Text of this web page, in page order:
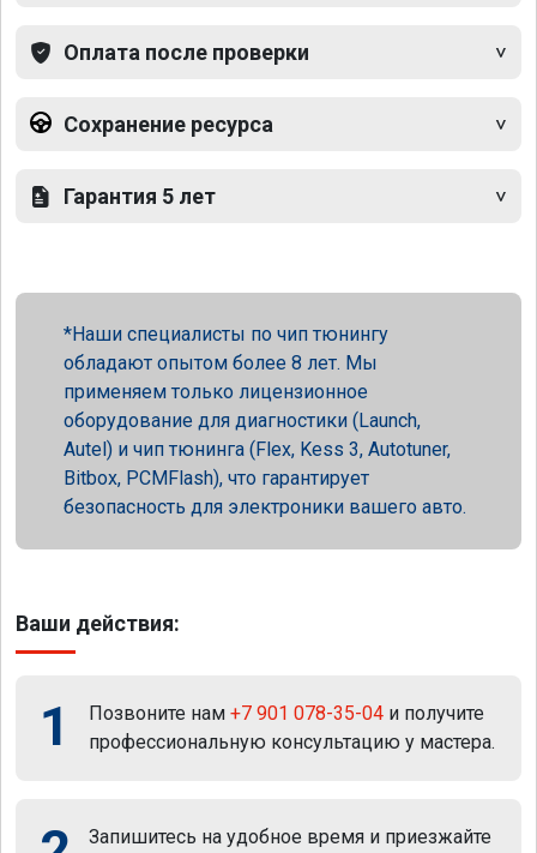
Оплата после проверки
Сохранение ресурса
Гарантия 5 лет
Наши специалисты по чип тюнингу
обладают опытом более 8 лет. Мы
применяем только лицензионное
оборудование для диагностики (Launch,
Autel) и чип тюнинга (Flex, Kess 3, Autotuner,
Bitbox, PCMFlash), что гарантирует
безопасность для электроники вашего авто.
Ваши действия:
1 Позвоните нам +7 901 078-35-04 и получите
профессиональную консультацию у мастера.
Запишитесь на удобное время и приезжайте